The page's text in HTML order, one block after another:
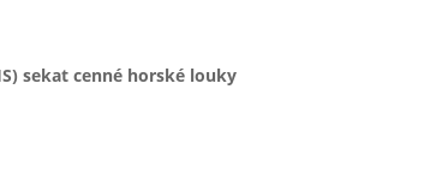
sekat cenné horské louky